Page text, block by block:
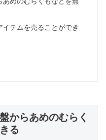
テムを売ることができ
からあめのむらく
る